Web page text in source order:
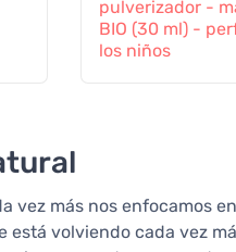
pulverizador -
BIO (30 ml) -
los niños
vez más nos enfocamos
está volviendo cada vez